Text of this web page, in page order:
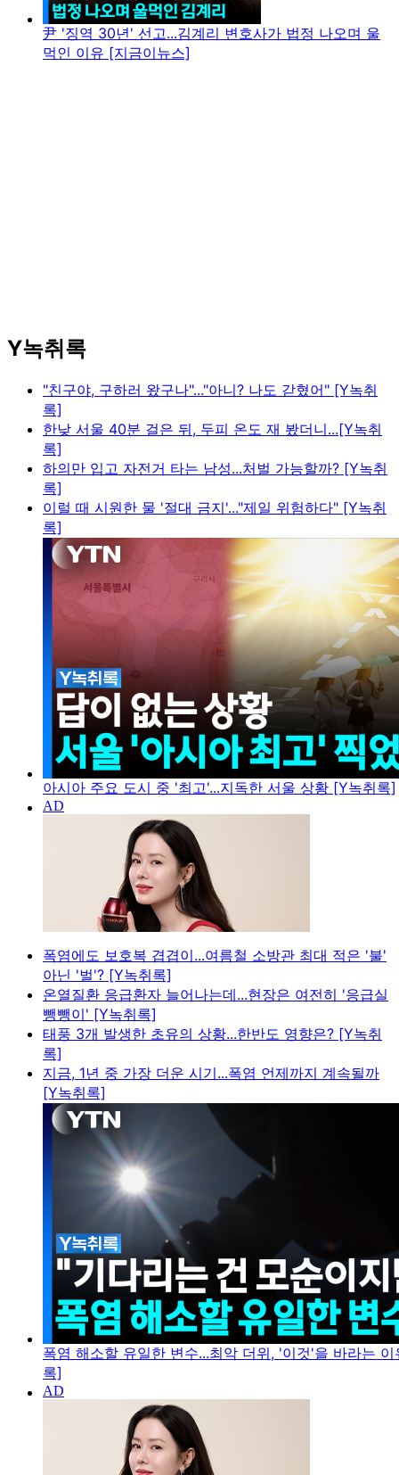
尹 '징역 30년' 선고...김계리 변호사가 법정 나오며 울
먹인 이유 [지금이뉴스]
Y녹취록
"친구야, 구하러 왔구나"..."아니? 나도 갇혔어" [Y녹취
록]
한낮 서울 40분 걸은 뒤, 두피 온도 재 봤더니...[Y녹취
록]
하의만 입고 자전거 타는 남성...처벌 가능할까? [Y녹취
록]
이럴 때 시원한 물 '절대 금지'..."제일 위험하다" [Y녹취
록]
아시아 주요 도시 중 '최고'...지독한 서울 상황 [Y녹취록]
폭염에도 보호복 겹겹이...여름철 소방관 최대 적은 '불'
아닌 '벌'? [Y녹취록]
온열질환 응급환자 늘어나는데...현장은 여전히 '응급실
뺑뺑이' [Y녹취록]
태풍 3개 발생한 초유의 상황...한반도 영향은? [Y녹취
록]
지금, 1년 중 가장 더운 시기...폭염 언제까지 계속될까
[Y녹취록]
폭염 해소할 유일한 변수...최악 더위, '이것'을 바라는
록]